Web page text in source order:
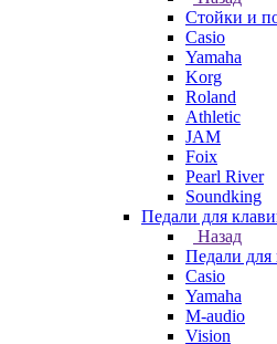
Стойки и
Casio
Yamaha
Korg
Roland
Athletic
JAM
Foix
Pearl River
Soundking
Педали для
Назад
Педали
Casio
Yamaha
M-audio
Vision